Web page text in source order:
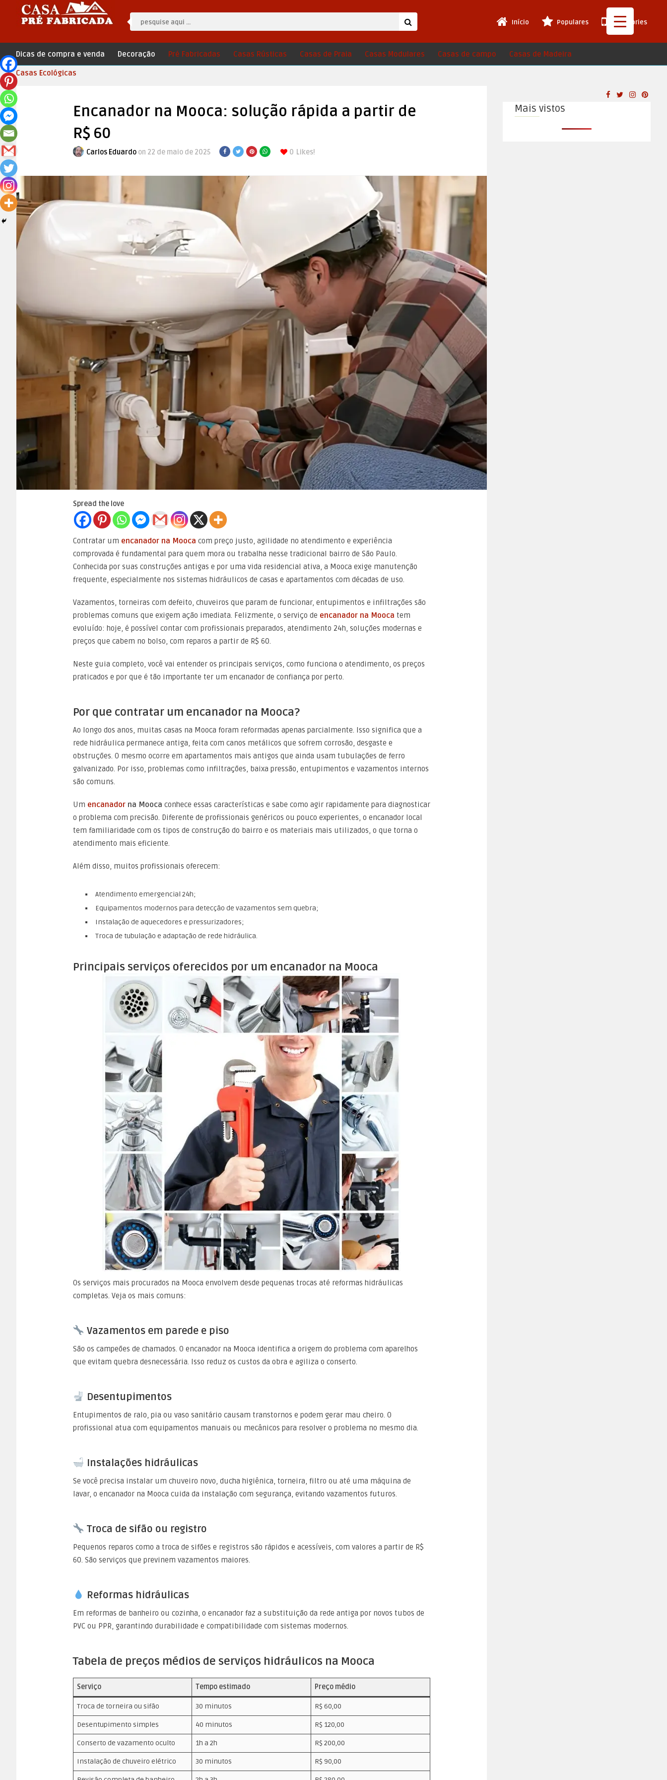
Início Populares Web Stories
Dicas de compra e venda Decoração Pré Fabricadas Casas Rústicas Casas de Praia Casas Modulares Casas de campo Casas de Madeira
Casas Ecológicas
Encanador na Mooca: solução rápida a partir de
R$ 60
Carlos Eduardo on 22 de maio de 2025 0 Likes!
Spread the love
Contratar um encanador na Mooca com preço justo, agilidade no atendimento e experiência
comprovada é fundamental para quem mora ou trabalha nesse tradicional bairro de São Paulo.
Conhecida por suas construções antigas e por uma vida residencial ativa, a Mooca exige manutenção
frequente, especialmente nos sistemas hidráulicos de casas e apartamentos com décadas de uso.
Vazamentos, torneiras com defeito, chuveiros que param de funcionar, entupimentos e infiltrações são
problemas comuns que exigem ação imediata. Felizmente, o serviço de encanador na Mooca tem
evoluído: hoje, é possível contar com profissionais preparados, atendimento 24h, soluções modernas e
preços que cabem no bolso, com reparos a partir de R$ 60.
Neste guia completo, você vai entender os principais serviços, como funciona o atendimento, os preços
praticados e por que é tão importante ter um encanador de confiança por perto.
Por que contratar um encanador na Mooca?
Ao longo dos anos, muitas casas na Mooca foram reformadas apenas parcialmente. Isso significa que a
rede hidráulica permanece antiga, feita com canos metálicos que sofrem corrosão, desgaste e
obstruções. O mesmo ocorre em apartamentos mais antigos que ainda usam tubulações de ferro
galvanizado. Por isso, problemas como infiltrações, baixa pressão, entupimentos e vazamentos internos
são comuns.
Um encanador na Mooca conhece essas características e sabe como agir rapidamente para diagnosticar
o problema com precisão. Diferente de profissionais genéricos ou pouco experientes, o encanador local
tem familiaridade com os tipos de construção do bairro e os materiais mais utilizados, o que torna o
atendimento mais eficiente.
Além disso, muitos profissionais oferecem:
Atendimento emergencial 24h;
Equipamentos modernos para detecção de vazamentos sem quebra;
Instalação de aquecedores e pressurizadores;
Troca de tubulação e adaptação de rede hidráulica.
Principais serviços oferecidos por um encanador na Mooca
Os serviços mais procurados na Mooca envolvem desde pequenas trocas até reformas hidráulicas
completas. Veja os mais comuns:
Vazamentos em parede e piso
São os campeões de chamados. O encanador na Mooca identifica a origem do problema com aparelhos
que evitam quebra desnecessária. Isso reduz os custos da obra e agiliza o conserto.
Desentupimentos
Entupimentos de ralo, pia ou vaso sanitário causam transtornos e podem gerar mau cheiro. O
profissional atua com equipamentos manuais ou mecânicos para resolver o problema no mesmo dia.
Instalações hidráulicas
Se você precisa instalar um chuveiro novo, ducha higiênica, torneira, filtro ou até uma máquina de
lavar, o encanador na Mooca cuida da instalação com segurança, evitando vazamentos futuros.
Troca de sifão ou registro
Pequenos reparos como a troca de sifões e registros são rápidos e acessíveis, com valores a partir de R$
60. São serviços que previnem vazamentos maiores.
Reformas hidráulicas
Em reformas de banheiro ou cozinha, o encanador faz a substituição da rede antiga por novos tubos de
PVC ou PPR, garantindo durabilidade e compatibilidade com sistemas modernos.
Tabela de preços médios de serviços hidráulicos na Mooca
Serviço Tempo estimado Preço médio
Troca de torneira ou sifão 30 minutos R$ 60,00
Desentupimento simples 40 minutos R$ 120,00
Conserto de vazamento oculto 1h a 2h R$ 200,00
Instalação de chuveiro elétrico 30 minutos R$ 90,00
Mais vistos